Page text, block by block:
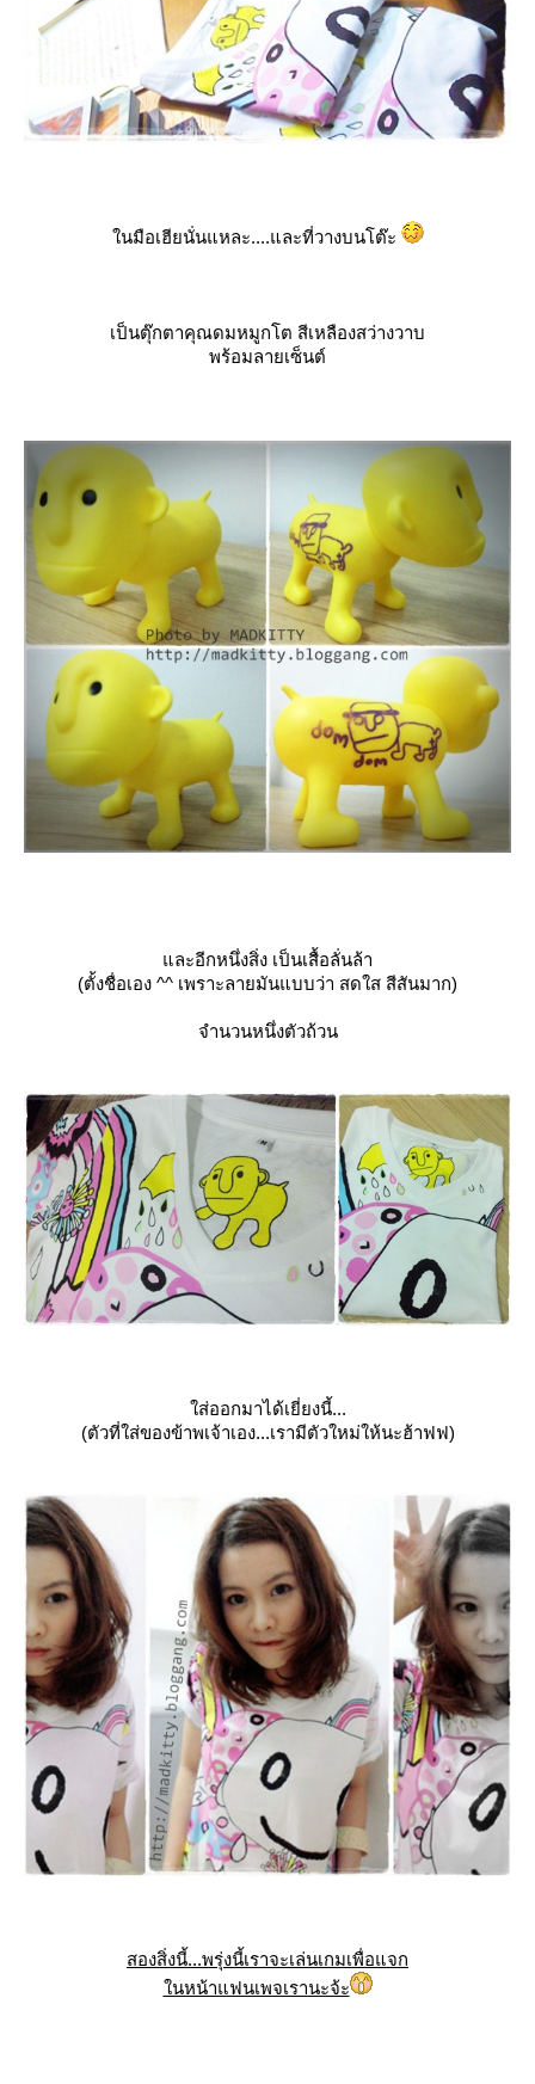
นมือเฮียนั่นแหละ....และที่วางบนโต๊ะ
เป็นตุ๊กตาคุณดมหมูกโต สีเหลืองสว่างวาบ
พร้อมลายเซ็นต์
ละอีกหนึ่งสิ่ง เป็นเสื้อลั่นล้า
(ตั้งชื่อเอง ^^ เพราะลายมันแบบว่า สดใส สีสันมาก)
จำนวนหนึ่งตัวถ้วน
ส่ออกมาได้เยี่ยงนี้...
(ตัวที่ใส่ของข้าพเจ้าเอง...เรามีตัวใหม่ให้นะฮ้าฟฟ)
สองสิ่งนี้...พรุ่งนี้เราจะเล่นเกมเพื่อแจก
นหน้าแฟนเพจเรานะจ้ะ